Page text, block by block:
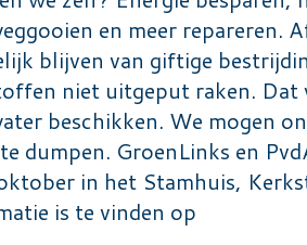
en meer repareren.
blijven van giftige
niet uitgeput raken. Dat
beschikken. We mogen
dumpen. GroenLinks en
in het Stamhuis,
is te vinden op